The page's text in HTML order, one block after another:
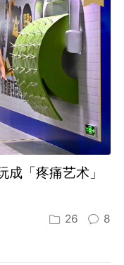
「疼痛艺术」
26 8